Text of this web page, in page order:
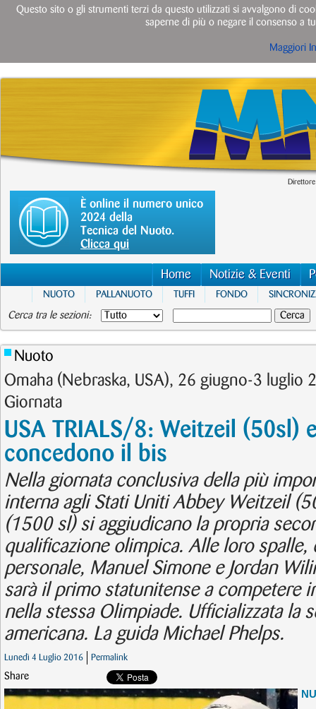
È online il numero unico
2024 della
Tecnica del Nuoto.
Clicca qui
Home Notizie & Eventi
NUOTO PALLANUOTO TUFFI FONDO
Cerca tra le sezioni:
Nuoto
Omaha (Nebraska, USA), 26 giugno-3 luglio
Giornata
USA TRIALS/8: Weitzeil (50sl)
concedono il bis
Nella giornata conclusiva della più
interna agli Stati Uniti Abbey Weitzeil
(1500 sl) si aggiudicano la propria
qualificazione olimpica. Alle loro spalle,
personale, Manuel Simone e Jordan
sarà il primo statunitense a competere
nella stessa Olimpiade. Ufficializzata la
americana. La guida Michael Phelps.
Lunedì 4 Luglio 2016 Permalink
Share
Questo sito o gli strumenti terzi da questo utilizzati si avvalgono di
saperne di più o negare il consenso a
Maggiori